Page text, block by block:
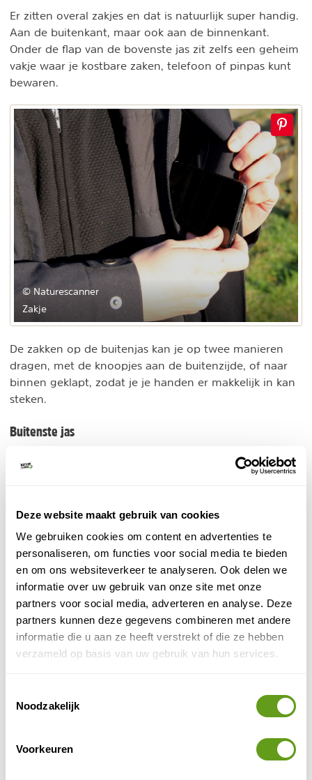
Deze website maakt gebruik van cookies
We gebruiken cookies om content en advertenties te
personaliseren, om functies voor social media te bieden
en om ons websiteverkeer te analyseren. Ook delen we
informatie over uw gebruik van onze site met onze
partners voor social media, adverteren en analyse. Deze
partners kunnen deze gegevens combineren met andere
informatie die u aan ze heeft verstrekt of die ze hebben
verzameld op basis van uw gebruik van hun services.
Noodzakelijk
Voorkeuren
Er zitten overal zakjes en dat is natuurlijk super handig.
Aan de buitenkant, maar ook aan de binnenkant.
Onder de flap van de bovenste jas zit zelfs een geheim
vakje waar je kostbare zaken, telefoon of pinpas kunt
bewaren.
© Naturescanner
Zakje
De zakken op de buitenjas kan je op twee manieren
dragen, met de knoopjes aan de buitenzijde, of naar
binnen geklapt, zodat je je handen er makkelijk in kan
steken.
Buitenste jas
Ik vind de buitenjas erg mooi en comfortabel zitten. De
stof voelt prettig en zit altijd goed. De afwerking van
© Naturescanner